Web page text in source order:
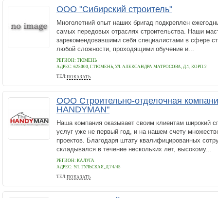
ООО "Сибирский строитель"
Многолетний опыт наших бригад подкреплен
самых передовых отраслях строительства. Наши
зарекомендовавшими себя специалистами в сфере
любой сложности, проходящими обучение и...
РЕГИОН: ТЮМЕНЬ
АДРЕС: 625000, Г.ТЮМЕНЬ, УЛ. АЛЕКСАНДРА МАТРОСОВА, Д.1, КОРП.2
ТЕЛ:ПОКАЗАТЬ
8-932-322-22-33
ООО Строительно-отделочная
HANDYMAN"
Наша компания оказывает своим клиентам широкий
услуг уже не первый год, и на нашем счету
проектов. Благодаря штату квалифицированных
складывался в течение нескольких лет, высокому...
РЕГИОН: КАЛУГА
АДРЕС: УЛ. ТУЛЬСКАЯ, Д.74/45
ТЕЛ:ПОКАЗАТЬ
89005734690